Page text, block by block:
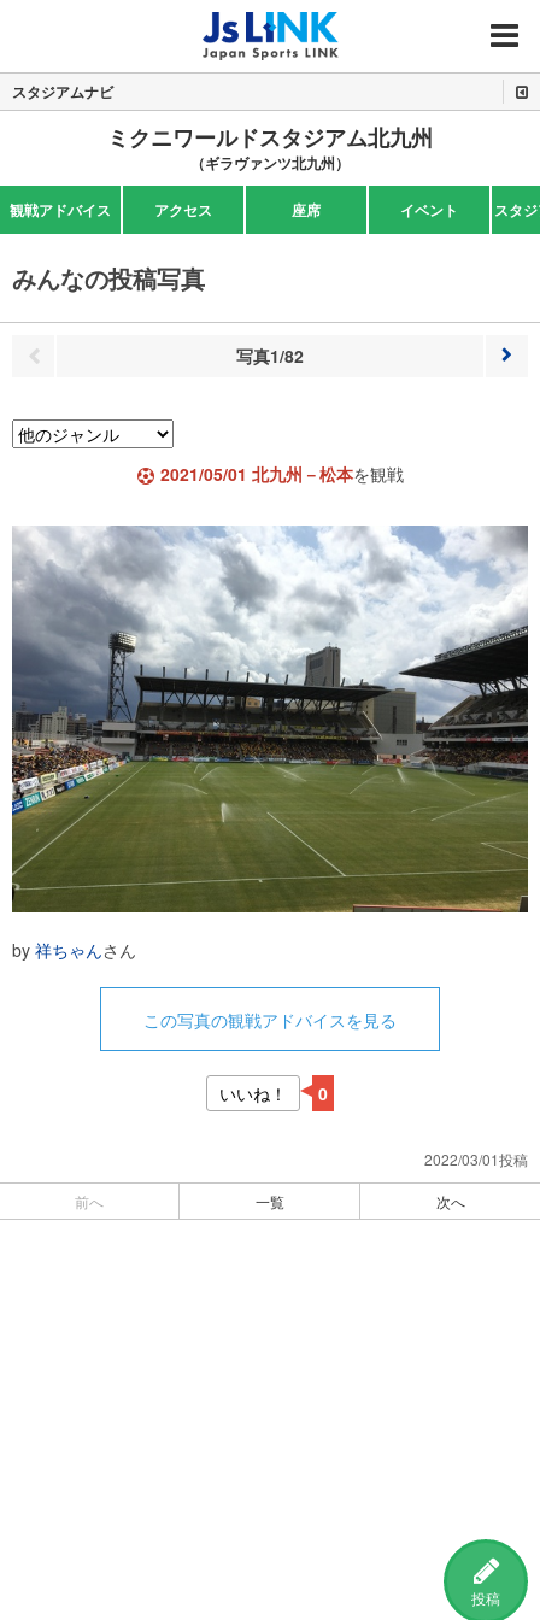
MENU
投稿
スタジアムナビ
ミクニワールドスタジアム北九州
（ギラヴァンツ北九州）
観戦アドバイス アクセス 座席 イベント スタ
みんなの投稿写真
写真1/82
2021/05/01 北九州－松本を観戦
by 祥ちゃんさん
この写真の観戦アドバイスを見る
いいね！ 0
2022/03/01投稿
前へ 一覧 次へ